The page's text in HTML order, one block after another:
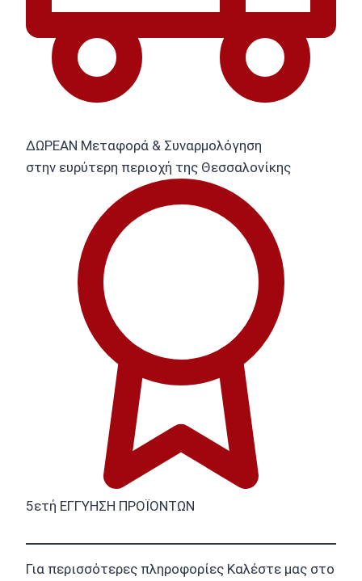
ΔΩΡΕΑΝ Μεταφορά & Συναρμολόγηση
στην ευρύτερη περιοχή της Θεσσαλονίκης
5ετή ΕΓΓΥΗΣΗ ΠΡΟΪΟΝΤΩΝ
Για περισσότερες πληροφορίες Καλέστε μας στο